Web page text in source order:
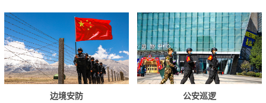
边境安防 公安巡逻